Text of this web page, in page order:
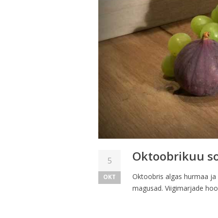
5
OKT
Oktoobrikuu
Oktoobris algas hurmaa
magusad. Viigimarjade